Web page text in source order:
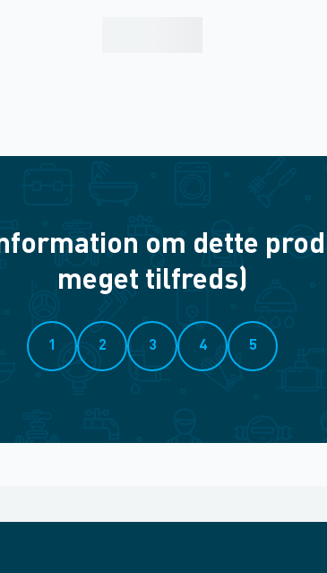
om dette
meget tilfreds)
1 2 3 4 5